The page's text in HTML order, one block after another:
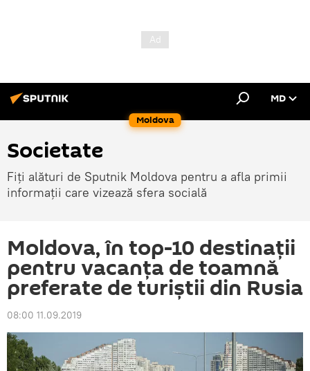
Moldova
MD
Societate
Fiți alături de Sputnik Moldova pentru a afla primii
informații care vizează sfera socială
Moldova, în top-10 destinații
pentru vacanța de toamnă
preferate de turiștii din Rusia
08:00 11.09.2019